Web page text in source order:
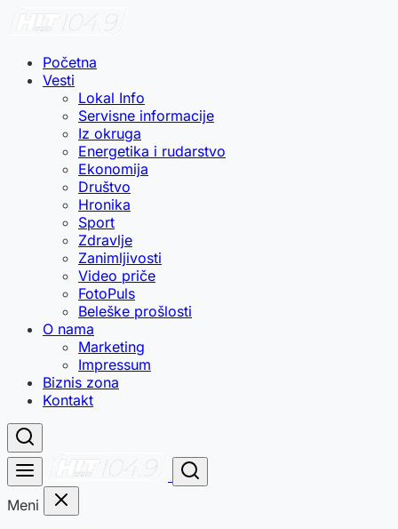
Početna
Vesti
Lokal Info
Servisne informacije
Iz okruga
Energetika i rudarstvo
Ekonomija
Društvo
Hronika
Sport
Zdravlje
Zanimljivosti
Video priče
FotoPuls
Beleške prošlosti
O nama
Marketing
Impressum
Biznis zona
Kontakt
Meni